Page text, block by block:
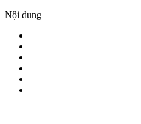
Nội dung